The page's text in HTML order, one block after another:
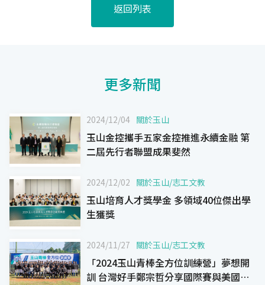
返回列表
更多新聞
2024/12/04 關於玉山
玉山金控攜手五家金控推進永續金融 第
二屆先行者聯盟成果斐然
2024/12/02 關於玉山/志工文教
玉山培育人才獎學金 多領域40位傑出學
生獲獎
2024/11/27 關於玉山/志工文教
「2024玉山青棒全方位訓練營」夢想開
訓 台灣好手鄭宗哲分享國際賽與美國經